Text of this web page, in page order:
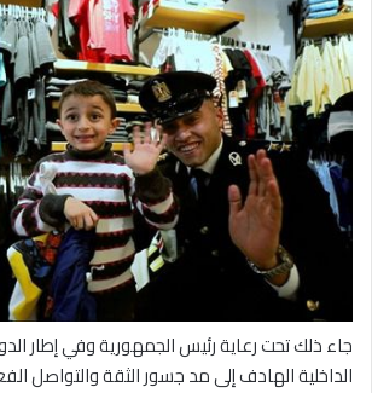
جاء ذلك تحت رعاية رئيس الجمهورية وفي إطار
الداخلية الهادف إلى مد جسور الثقة والتواصل